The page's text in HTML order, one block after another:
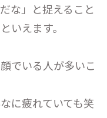
な」と捉えること
いえます。
でいる人が多いこ
に疲れていても笑